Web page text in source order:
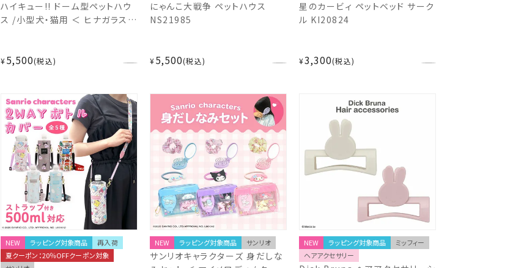
ハイキュー!! ドーム型ペットハウ
ス /小型犬・猫用 ＜ ヒナガラス /
SHOBIDO
¥5,500 税込
にゃんこ大戦争 ペットハウス
NS21985
¥5,500 税込
星のカービィ ペットベッド サーク
ル KI20824
¥3,300 税込
NEW ラッピング対象商品
再入荷
夏クーポン：20％OFFクーポン対象
NEW ラッピング対象商品 サンリオ
サンリオキャラクターズ 身だしな
NEW ラッピング対象商品
ミッフィー
ヘアアクセサリー